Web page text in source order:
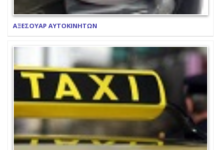
ΑΞΕΣΟΥΑΡ ΑΥΤΟΚΙΝΗΤΩΝ